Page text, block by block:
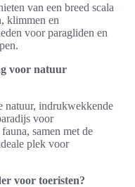
van een breed scala
klimmen en
voor paragliden en
voor natuur
natuur, indrukwekkende
voor
samen met de
plek voor
voor toeristen?